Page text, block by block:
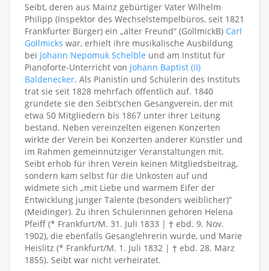
Seibt, deren aus Mainz gebürtiger Vater Wilhelm
Philipp (Inspektor des Wechselstempelbüros, seit 1821
Frankfurter Bürger) ein „alter Freund“ (GollmickB) Carl
Gollmicks war, erhielt ihre musikalische Ausbildung
bei Johann Nepomuk Schelble und am Institut für
Pianoforte-Unterricht von Johann Baptist (II)
Baldenecker. Als Pianistin und Schülerin des Instituts
trat sie seit 1828 mehrfach öffentlich auf. 1840
gründete sie den Seibt’schen Gesangverein, der mit
etwa 50 Mitgliedern bis 1867 unter ihrer Leitung
bestand. Neben vereinzelten eigenen Konzerten
wirkte der Verein bei Konzerten anderer Künstler und
im Rahmen gemeinnütziger Veranstaltungen mit.
Seibt erhob für ihren Verein keinen Mitgliedsbeitrag,
sondern kam selbst für die Unkosten auf und
widmete sich „mit Liebe und warmem Eifer der
Entwicklung junger Talente (besonders weiblicher)“
(Meidinger). Zu ihren Schülerinnen gehören Helena
Pfeiff (* Frankfurt/M. 31. Juli 1833 | † ebd. 9. Nov.
1902), die ebenfalls Gesanglehrerin wurde, und Marie
Heislitz (* Frankfurt/M. 1. Juli 1832 | † ebd. 28. März
1855). Seibt war nicht verheiratet.